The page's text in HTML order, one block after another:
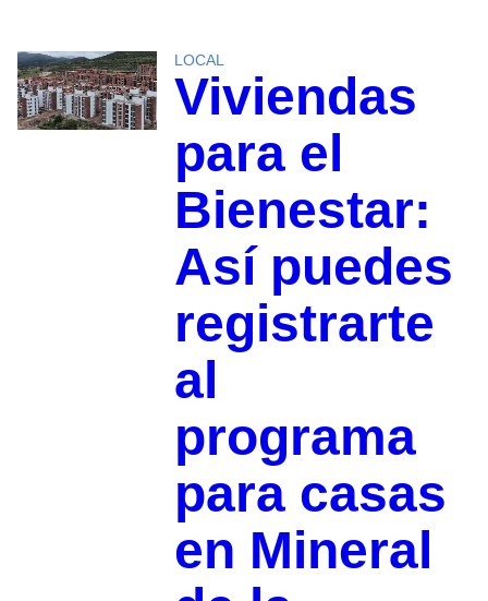
LOCAL
Viviendas
para el
Bienestar:
Así puedes
registrarte
al
programa
para casas
en Mineral